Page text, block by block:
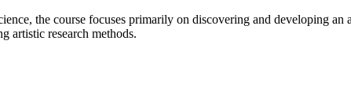
the course focuses primarily on discovering and developing an
artistic research methods.